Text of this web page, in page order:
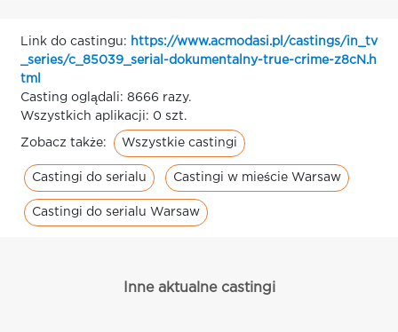
Link do castingu: https://www.acmodasi.pl/castings/in_tv
_series/c_85039_serial-dokumentalny-true-crime-z8cN.h
tml
Casting oglądali: 8666 razy.
Wszystkich aplikacji: 0 szt.
Zobacz także: Wszystkie castingi
Castingi do serialu Castingi w mieście Warsaw
Castingi do serialu Warsaw
Inne aktualne castingi